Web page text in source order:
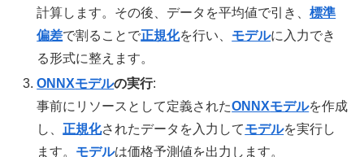
計算します。その後、データを平均値で引き、標準
偏差で割ることで正規化を行い、 モデルに入力でき
る形式に整えます。
ONNXモデルの実行:
事前にリソースとして定義されたONNXモデルを作成
し、 正規化されたデータを入力してモデルを実行し
ます。 モデルは価格予測値を出力します。